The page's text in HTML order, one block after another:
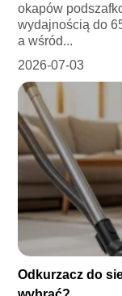
okapów
wydajnością do
a wśród...
2026-07-03
Odkurzacz do